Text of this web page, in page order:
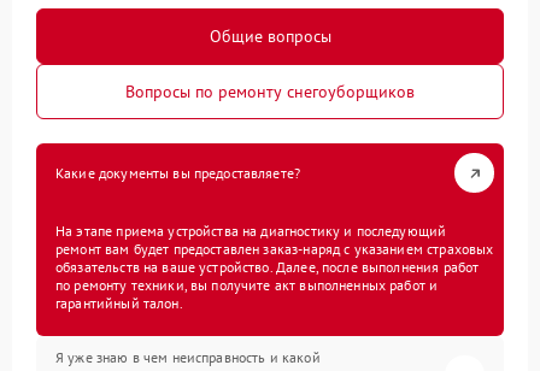
Общие вопросы
Вопросы по ремонту снегоуборщиков
Какие документы вы предоставляете?
На этапе приема устройства на диагностику и последующий
ремонт вам будет предоставлен заказ-наряд с указанием страховых
обязательств на ваше устройство. Далее, после выполнения работ
по ремонту техники, вы получите акт выполненных работ и
гарантийный талон.
Я уже знаю в чем неисправность и какой